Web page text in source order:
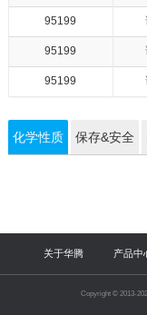
95199
95199
95199
化学性质 保存&安全
关于华腾 产品中
Copyright © 2013-